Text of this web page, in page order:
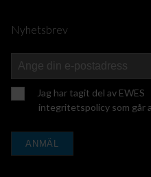
Nyhetsbrev
Jag har tagit del av EWES
integritetspolicy som går
ANMÄL